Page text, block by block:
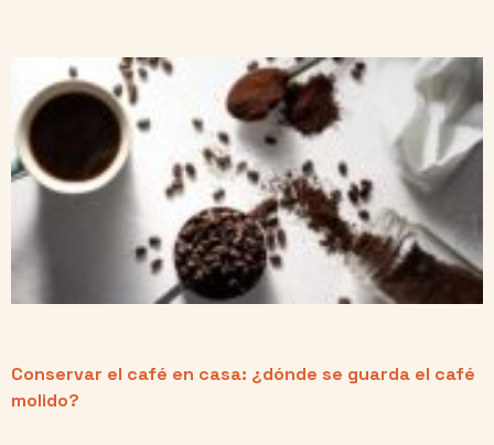
Conservar el café en casa: ¿dónde se guarda el café
molido?